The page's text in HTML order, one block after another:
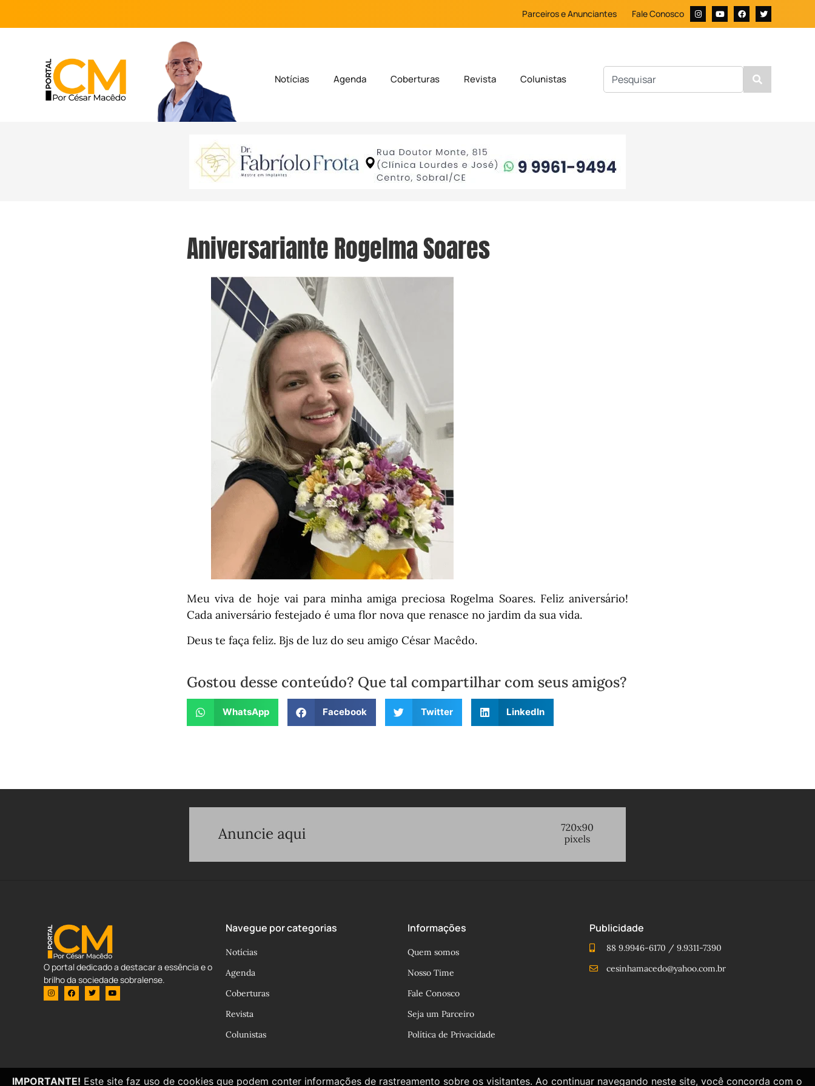
Parceiros e Anunciantes Fale Conosco
Notícias Agenda Coberturas Revista Colunistas
Aniversariante Rogelma Soares
Meu viva de hoje vai para minha amiga preciosa Rogelma Soares. Feliz aniversário!
Cada aniversário festejado é uma flor nova que renasce no jardim da sua vida.
Deus te faça feliz. Bjs de luz do seu amigo César Macêdo.
Gostou desse conteúdo? Que tal compartilhar com seus amigos?
WhatsApp Facebook Twitter LinkedIn
O portal dedicado a destacar a essência e o
brilho da sociedade sobralense.
Navegue por categorias
Notícias
Agenda
Coberturas
Revista
Colunistas
Informações
Quem somos
Nosso Time
Fale Conosco
Seja um Parceiro
Política de Privacidade
Publicidade
88 9.9946-6170 / 9.9311-7390
cesinhamacedo@yahoo.com.br
IMPORTANTE! Este site faz uso de cookies que podem conter informações de rastreamento sobre os visitantes. Ao continuar navegando neste site, você concorda com o